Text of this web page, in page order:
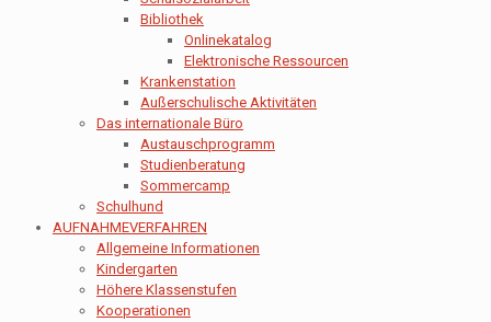
Bibliothek
Onlinekatalog
Elektronische Ressourcen
Krankenstation
Außerschulische Aktivitäten
Das internationale Büro
Austauschprogramm
Studienberatung
Sommercamp
Schulhund
AUFNAHMEVERFAHREN
Allgemeine Informationen
Kindergarten
Höhere Klassenstufen
Kooperationen